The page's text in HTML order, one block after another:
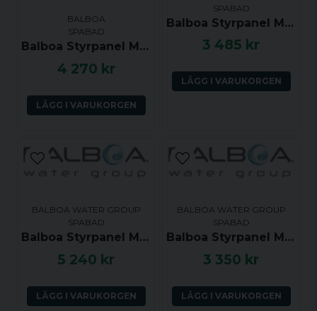
BALBOA
SPABAD
Balboa Styrpanel ML551 - Jets 1, Light, Mode, Jets 2, Jets 3, Jets 4, Warm, Cool - 55600
4 270 kr
LÄGG I VARUKORGEN
SPABAD
Balboa Styrpanel ML400 Touch Panel
3 485 kr
LÄGG I VARUKORGEN
BALBOA WATER GROUP
SPABAD
Balboa Styrpanel ML550 Long Touch Panel 2 Pump with Air or P3
5 240 kr
LÄGG I VARUKORGEN
BALBOA WATER GROUP
SPABAD
Balboa Styrpanel ML260 - Jet, Aux, Temp, Light - 54270
3 350 kr
LÄGG I VARUKORGEN
GL8000
54582
Knapplayout:
Jets Aux Temp Ljus
Ja, ni får publicera min fråga
Skicka fråga